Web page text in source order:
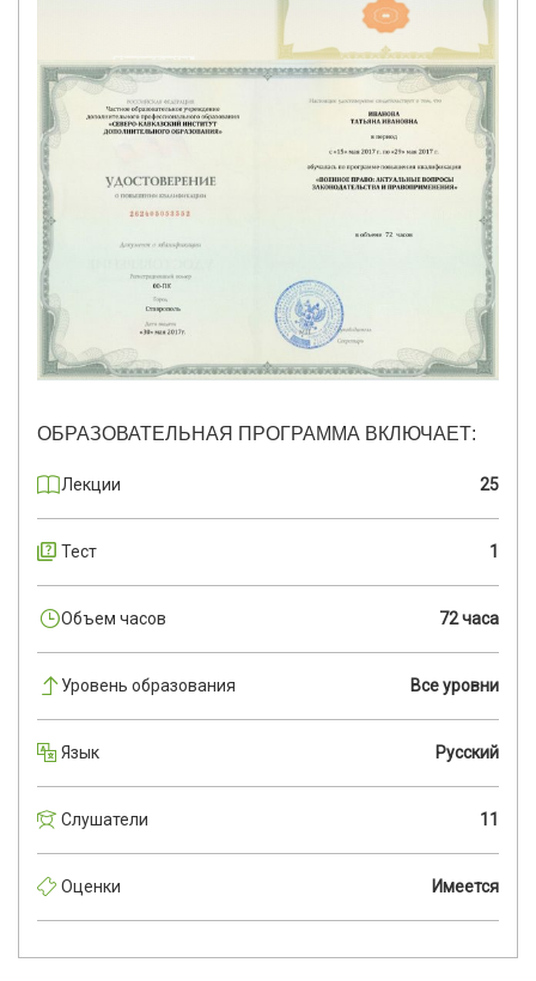
ОБРАЗОВАТЕЛЬНАЯ ПРОГРАММА ВКЛЮЧАЕТ:
Лекции 25
Тест 1
Объем часов 72 часа
Уровень образования Все уровни
Язык Русский
Слушатели 11
Оценки Имеется